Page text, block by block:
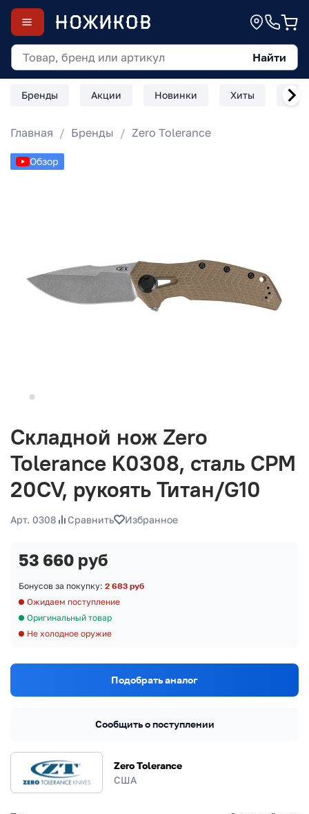
Найти
Бренды Акции Новинки Хиты
Главная Бренды Zero Tolerance
Обзор
Складной нож Zero
Tolerance K0308, сталь CPM
20CV, рукоять Титан/G10
Арт. 0308 Сравнить Избранное
Zero Tolerance
США
53 660 руб
Бонусов за покупку: 2 683 руб
Ожидаем поступление
Оригинальный товар
Не холодное оружие
Подобрать аналог
Сообщить о поступлении